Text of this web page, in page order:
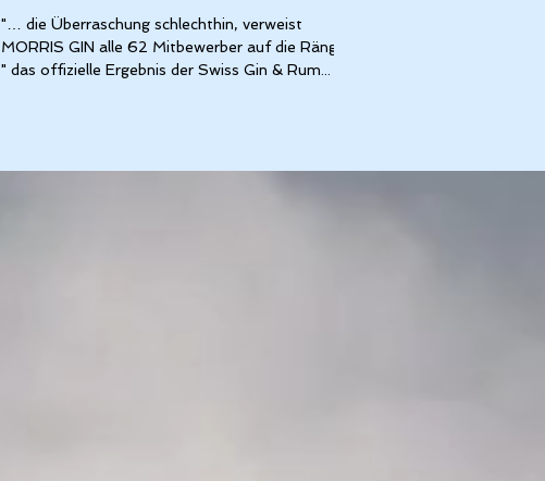
"… die Überraschung schlechthin, verweist
MORRIS GIN alle 62 Mitbewerber auf die Ränge,...
" das offizielle Ergebnis der Swiss Gin & Rum...